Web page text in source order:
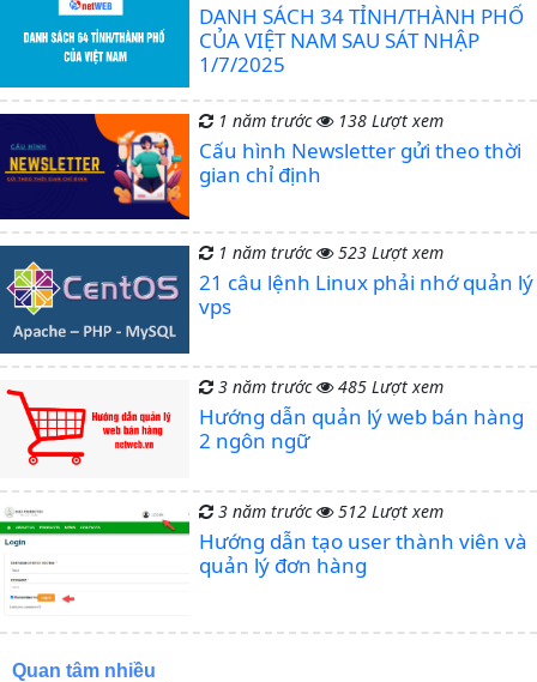
DANH SÁCH 34 TỈNH/THÀNH PHỐ
CỦA VIỆT NAM SAU SÁT NHẬP
1/7/2025
1 năm trước 138 Lượt xem
Cấu hình Newsletter gửi theo thời
gian chỉ định
1 năm trước 523 Lượt xem
21 câu lệnh Linux phải nhớ quản lý
vps
3 năm trước 485 Lượt xem
Hướng dẫn quản lý web bán hàng
2 ngôn ngữ
3 năm trước 512 Lượt xem
Hướng dẫn tạo user thành viên và
quản lý đơn hàng
Quan tâm nhiều